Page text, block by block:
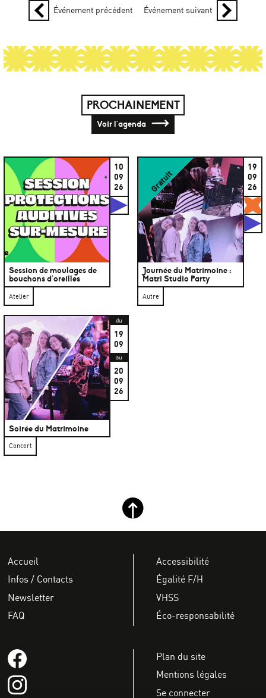
Événement précédent Événement suivant
PROCHAINEMENT
Voir l'agenda
Session de moulages de
bouchons d’oreilles
10
09
26
Studios
Atelier
Gratuit
Journée du Matrimoine :
Matri Studio Party
19
09
26
Autre
Soirée du Matrimoine
du
19
09
au
20
09
26
Concert
Retour haut de page
Accueil
Infos / Contacts
Newsletter
FAQ
Accessibilité
Égalité F/H
VHSS
Éco-responsabilité
Plan du site
Mentions légales
Se connecter
Suivez-nous sur Facebook
Suivez-nous sur instagram